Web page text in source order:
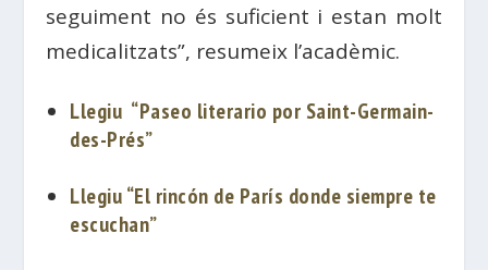
seguiment no és suficient i estan molt
medicalitzats”, resumeix l’acadèmic.
Llegiu “Paseo literario por Saint-Germain-
des-Prés”
Llegiu “El rincón de París donde siempre te
escuchan”